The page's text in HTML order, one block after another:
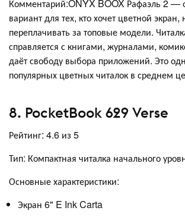
Комментарий:ONYX BOOX Рафаэль 2 —
вариант для тех, кто хочет цветной экран,
переплачивать за топовые модели.
справляется с книгами, журналами,
даёт свободу выбора приложений. Это
популярных цветных читалок в среднем
8. PocketBook 629 Verse
Рейтинг: 4.6 из 5
Тип: Компактная читалка начального
Основные характеристики:
Экран 6" E Ink Carta